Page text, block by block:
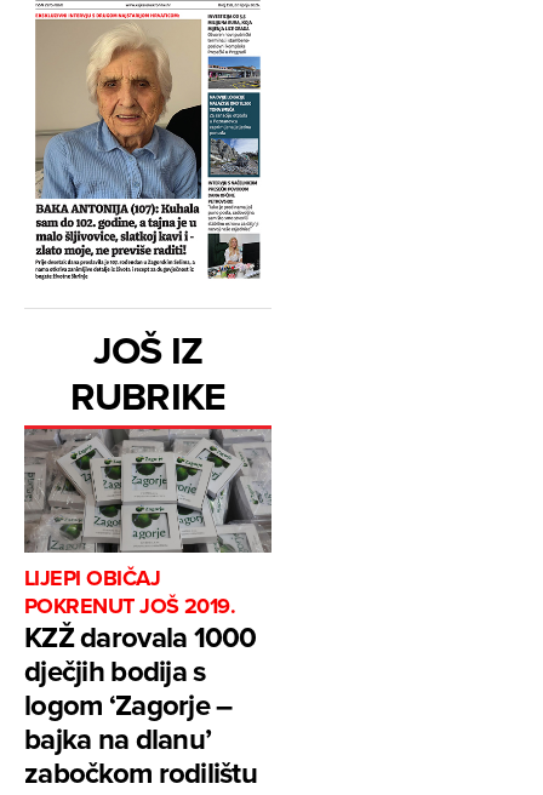
JOŠ IZ
RUBRIKE
LIJEPI OBIČAJ
POKRENUT JOŠ 2019.
KZŽ darovala 1000
dječjih bodija s
logom ‘Zagorje –
bajka na dlanu’
zabočkom rodilištu